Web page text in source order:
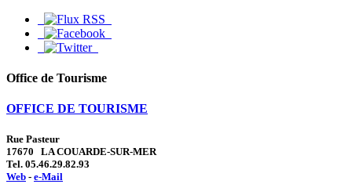
Office de Tourisme
OFFICE DE TOURISME
Rue Pasteur
17670 LA COUARDE-SUR-MER
Tel. 05.46.29.82.93
Web - e-Mail